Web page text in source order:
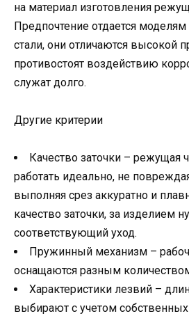
на материал изготовления
Предпочтение отдается
стали, они отличаются высокой
противостоят воздействию
служат долго.
Другие критерии
Качество заточки – режущая
работать идеально, не
выполняя срез аккуратно и
качество заточки, за изделием
соответствующий уход.
Пружинный механизм –
оснащаются разным
Характеристики лезвий –
выбирают с учетом